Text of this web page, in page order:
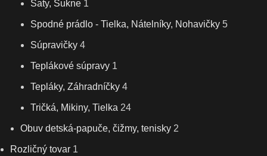
Šaty, Sukne 1
Spodné prádlo - Tielka, Nátelníky, Nohavičky 5
Súpravičky 4
Teplákové súpravy 1
Tepláky, Záhradníčky 4
Tričká, Mikiny, Tielka 24
Obuv detská-papuče, čižmy, tenisky 2
Rozličný tovar 1